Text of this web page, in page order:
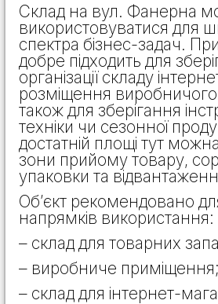
Склад на вул. Фанерна
використовуватися для
спектра бізнес-задач.
добре підходить для
організації складу
розміщення
також для зберігання
техніки чи сезонної
достатній площі тут
зони прийому товару,
упаковки та
Об’єкт рекомендовано
напрямків використання:
– склад для товарних
– виробниче приміщення;
– склад для інтернет-